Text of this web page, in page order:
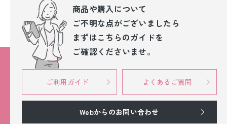
商品や購入について
ご不明な点がございましたら
まずはこちらのガイドを
ご確認くださいませ。
ご利用ガイド よくあるご質問
Webからのお問い合わせ